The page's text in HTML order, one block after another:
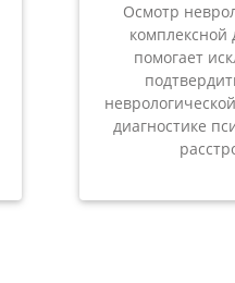
Осмотр
комплексной
помогает
диагностике